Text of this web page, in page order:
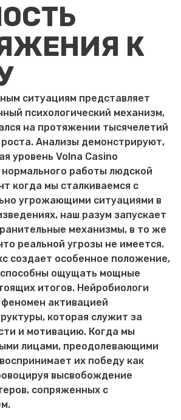
К
ситуациям представляет
психологический механизм,
на протяжении тысячелетий
роста. Анализы демонстрируют,
уровень Volna Casino
работы людской
когда мы сталкиваемся с
угрожающими ситуациями в
наш разум запускает
механизмы, в то же
реальной угрозы не имеется.
создает особенное положение,
ощущать мощные
итогов. Нейробиологи
активацией
которая служит за
и мотивацию. Когда мы
лицами, преодолевающими
их победу как
высвобождение
сопряженных с